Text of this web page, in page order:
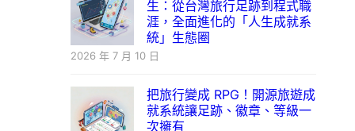
生：從台灣旅行足跡到程式職
涯，全面進化的「人生成就系
統」生態圈
2026 年 7 月 10 日
把旅行變成 RPG！開源旅遊成
就系統讓足跡、徽章、等級一
次擁有